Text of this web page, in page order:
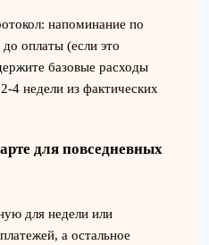
напоминание по
оплаты (если это
базовые расходы
4 недели из фактических
для повседневных
для недели или
а остальное